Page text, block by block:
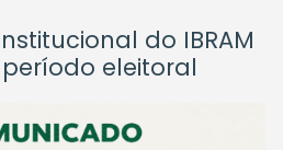
do IBRAM
eleitoral